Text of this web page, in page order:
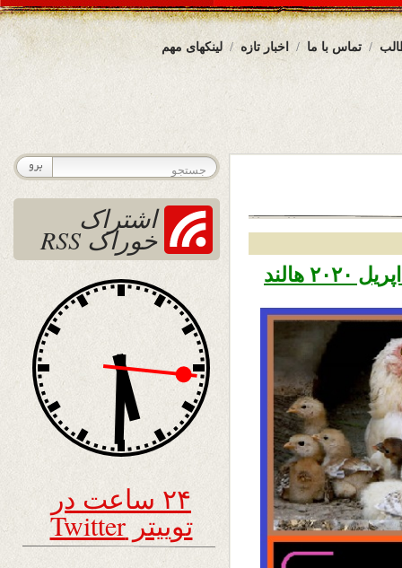
لینکهای مهم اخبار تازه تماس با ما
اشتراک
خوراک RSS
۲۴ ساعت در
توییتر Twitter